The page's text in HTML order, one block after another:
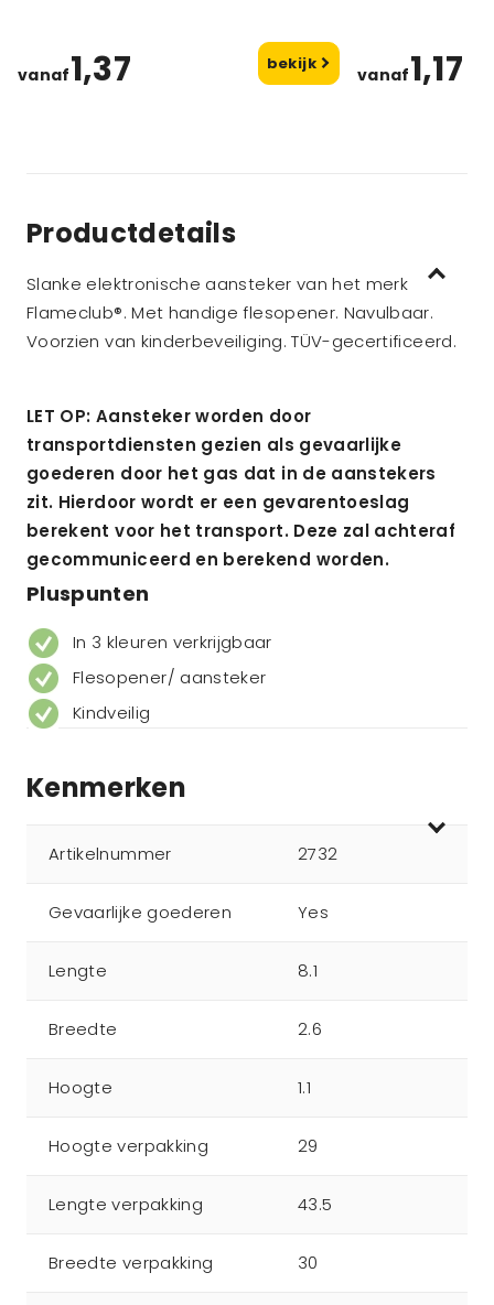
vanaf1,37 bekijk
vanaf1,17
Productdetails
Slanke elektronische aansteker van het merk
Flameclub®. Met handige flesopener. Navulbaar.
Voorzien van kinderbeveiliging. TÜV-gecertificeerd.
LET OP: Aansteker worden door
transportdiensten gezien als gevaarlijke
goederen door het gas dat in de aanstekers
zit. Hierdoor wordt er een gevarentoeslag
berekent voor het transport. Deze zal achteraf
gecommuniceerd en berekend worden.
Pluspunten
In 3 kleuren verkrijgbaar
Flesopener/ aansteker
Kindveilig
Kenmerken
Artikelnummer 2732
Gevaarlijke goederen Yes
Lengte 8.1
Breedte 2.6
Hoogte 1.1
Hoogte verpakking 29
Lengte verpakking 43.5
Breedte verpakking 30